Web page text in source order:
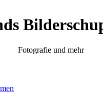
Fotografie und mehr